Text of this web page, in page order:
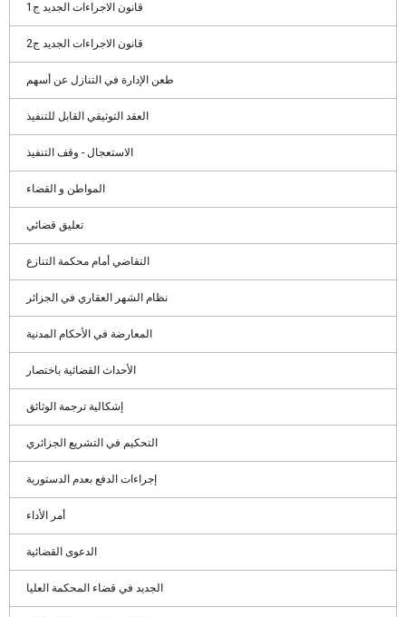
قانون الاجراءات الجديد ج1
قانون الاجراءات الجديد ج2
طعن الإدارة في التنازل عن أسهم
العقد التوثيقي القابل للتنفيذ
الاستعجال - وقف التنفيذ
المواطن و القضاء
تعليق قضائي
التقاضي أمام محكمة التنازع
نظام الشهر العقاري في الجزائر
المعارضة في الأحكام المدنية
الأحداث القضائية باختصار
إشكالية ترجمة الوثائق
التحكيم في التشريع الجزائري
إجراءات الدفع بعدم الدستورية
أمر الأداء
الدعوى القضائية
الجديد في قضاء المحكمة العليا